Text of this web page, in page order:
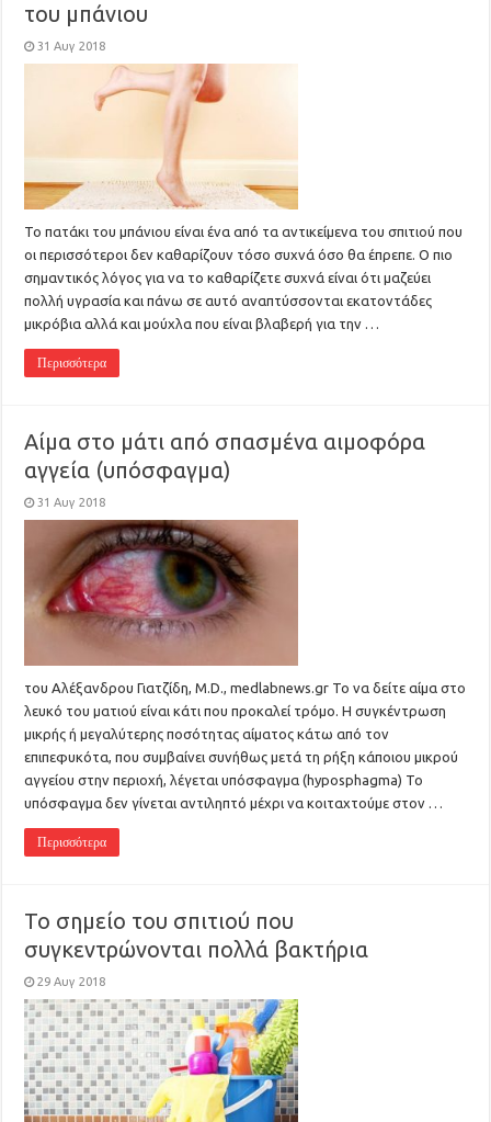
του μπάνιου
31 Αυγ 2018
Το πατάκι του μπάνιου είναι ένα από τα αντικείμενα του σπιτιού που
οι περισσότεροι δεν καθαρίζουν τόσο συχνά όσο θα έπρεπε. Ο πιο
σημαντικός λόγος για να το καθαρίζετε συχνά είναι ότι μαζεύει
πολλή υγρασία και πάνω σε αυτό αναπτύσσονται εκατοντάδες
μικρόβια αλλά και μούχλα που είναι βλαβερή για την …
Περισσότερα
Αίμα στο μάτι από σπασμένα αιμοφόρα
αγγεία (υπόσφαγμα)
31 Αυγ 2018
του Αλέξανδρου Γιατζίδη, M.D., medlabnews.gr Το να δείτε αίμα στο
λευκό του ματιού είναι κάτι που προκαλεί τρόμο. H συγκέντρωση
μικρής ή μεγαλύτερης ποσότητας αίματος κάτω από τον
επιπεφυκότα, που συμβαίνει συνήθως μετά τη ρήξη κάποιου μικρού
αγγείου στην περιοχή, λέγεται υπόσφαγμα (hyposphagma) Το
υπόσφαγμα δεν γίνεται αντιληπτό μέχρι να κοιταχτούμε στον …
Περισσότερα
Το σημείο του σπιτιού που
συγκεντρώνονται πολλά βακτήρια
29 Αυγ 2018